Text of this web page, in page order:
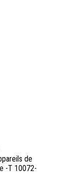
de
-T 10072-